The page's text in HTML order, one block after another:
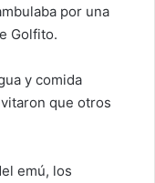
por una
Golfito.
y comida
que otros
emú, los